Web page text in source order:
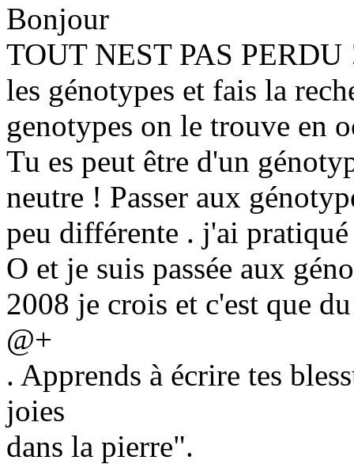
Bonjour
TOUT NEST PAS PERDU
les génotypes et fais la
genotypes on le trouve en
Tu es peut être d'un
neutre ! Passer aux
peu différente . j'ai
O et je suis passée aux
2008 je crois et c'est que
@+
. Apprends à écrire tes
joies
dans la pierre".